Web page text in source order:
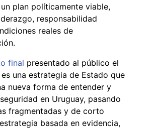
plan políticamente viable,
responsabilidad
reales de
final presentado al público el
una estrategia de Estado que
nueva forma de entender y
en Uruguay, pasando
fragmentadas y de corto
basada en evidencia,